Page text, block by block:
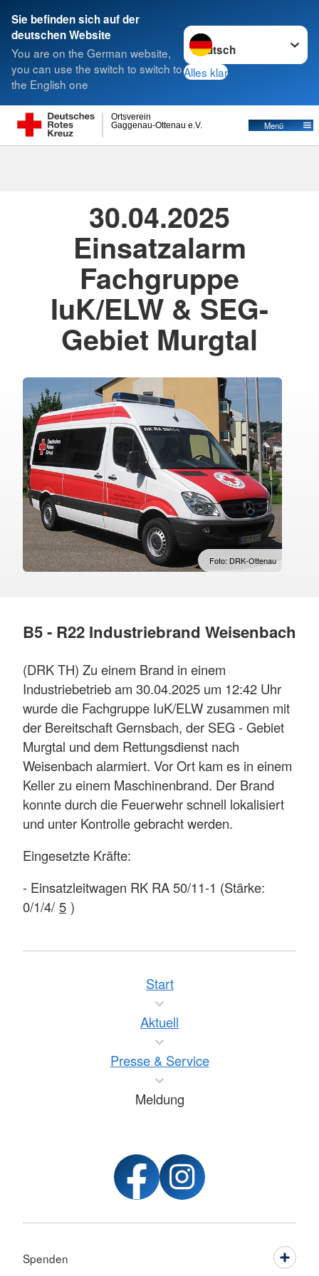
Sie befinden sich auf der
deutschen Website
You are on the German website,
you can use the switch to switch to
the English one
Sprache wechseln zu
Alles klar
Gaggenau-Ottenau e.V.
Ortsverein
Menü
Suche
30.04.2025
Einsatzalarm
Fachgruppe
IuK/ELW & SEG-
Gebiet Murgtal
Foto: DRK-Ottenau
B5 - R22 Industriebrand Weisenbach
(DRK TH) Zu einem Brand in einem
Industriebetrieb am 30.04.2025 um 12:42 Uhr
wurde die Fachgruppe IuK/ELW zusammen mit
der Bereitschaft Gernsbach, der SEG - Gebiet
Murgtal und dem Rettungsdienst nach
Weisenbach alarmiert. Vor Ort kam es in einem
Keller zu einem Maschinenbrand. Der Brand
konnte durch die Feuerwehr schnell lokalisiert
und unter Kontrolle gebracht werden.
Eingesetzte Kräfte:
- Einsatzleitwagen RK RA 50/11-1 (Stärke:
0/1/4/ 5 )
Start
Aktuell
Presse & Service
Meldung
Spenden